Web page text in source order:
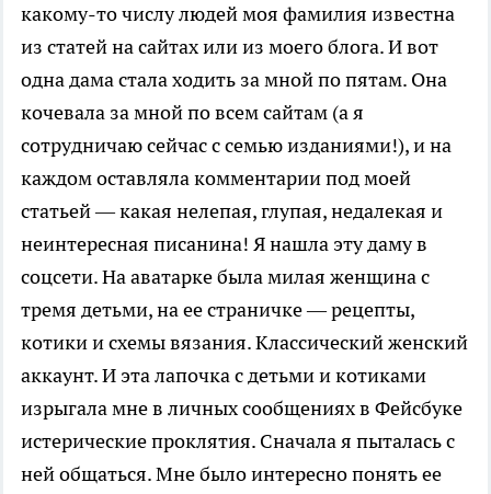
какому-то числу людей моя фамилия известна
из статей на сайтах или из моего блога. И вот
одна дама стала ходить за мной по пятам. Она
кочевала за мной по всем сайтам (а я
сотрудничаю сейчас с семью изданиями!), и на
каждом оставляла комментарии под моей
статьей — какая нелепая, глупая, недалекая и
неинтересная писанина! Я нашла эту даму в
соцсети. На аватарке была милая женщина с
тремя детьми, на ее страничке — рецепты,
котики и схемы вязания. Классический женский
аккаунт. И эта лапочка с детьми и котиками
изрыгала мне в личных сообщениях в Фейсбуке
истерические проклятия. Сначала я пыталась с
ней общаться. Мне было интересно понять ее